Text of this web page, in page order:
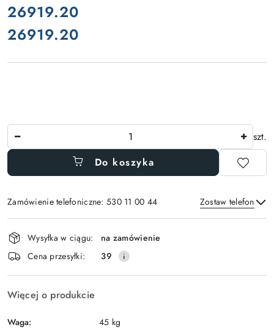
cena:
26919.20
Cena:
26919.20
szt.
Do koszyka
Zamówienie telefoniczne: 530 11 00 44 Zostaw telefon
Wyślij
Dostępność
i
dostawa
Wysyłka w ciągu:
na zamówienie
Cena przesyłki:
39
Więcej o produkcie
Waga: 45 kg